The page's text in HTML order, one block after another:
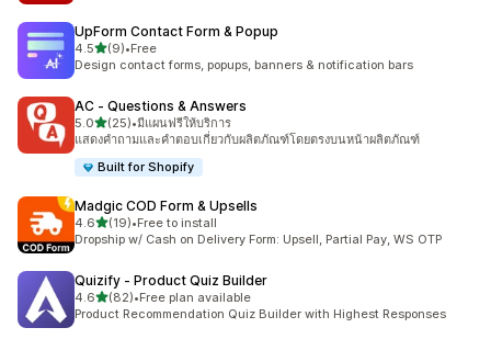
UpForm Contact Form & Popup
4.5เต็ม 5 ดาว
(9)
ทั้งหมด 9 รีวิว
•Free
Design contact forms, popups, banners & notification bars
AC ‑ Questions & Answers
5.0เต็ม 5 ดาว
(25)
ทั้งหมด 25 รีวิว
•มีแผนฟรีให้บริการ
แสดงคำถามและคำตอบเกี่ยวกับผลิตภัณฑ์โดยตรงบนหน้าผลิตภัณฑ์
Built for Shopify
Madgic COD Form & Upsells
4.6เต็ม 5 ดาว
(19)
ทั้งหมด 19 รีวิว
•Free to install
Dropship w/ Cash on Delivery Form: Upsell, Partial Pay, WS OTP
Quizify ‑ Product Quiz Builder
4.6เต็ม 5 ดาว
(82)
ทั้งหมด 82 รีวิว
•Free plan available
Product Recommendation Quiz Builder with Highest Responses